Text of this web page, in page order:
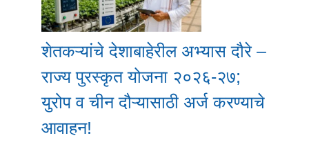
शेतकऱ्यांचे देशाबाहेरील अभ्यास दौरे –
राज्य पुरस्कृत योजना २०२६-२७;
युरोप व चीन दौऱ्यासाठी अर्ज करण्याचे
आवाहन!